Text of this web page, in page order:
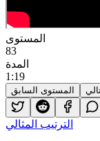
المستوى
83
المدة
1 :19
المستوى السابق
الترتيب المثالي